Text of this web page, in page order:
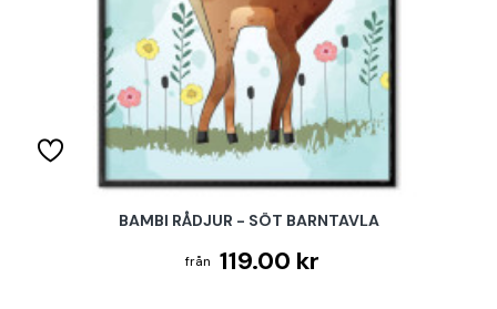
BAMBI RÅDJUR - SÖT BARNTAVLA
119.00 kr